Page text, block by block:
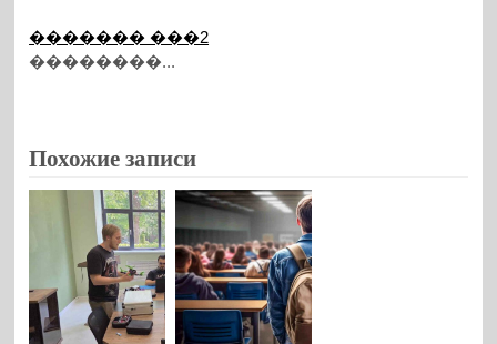
������� ���2
��������...
Похожие записи